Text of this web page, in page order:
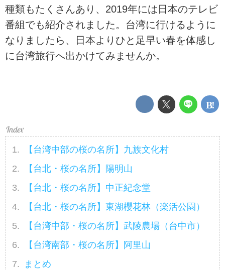
種類もたくさんあり、2019年には日本のテレビ
番組でも紹介されました。台湾に行けるように
なりましたら、日本よりひと足早い春を体感し
に台湾旅行へ出かけてみませんか。
【台湾中部の桜の名所】九族文化村
【台北・桜の名所】陽明山
【台北・桜の名所】中正紀念堂
【台北・桜の名所】東湖櫻花林（楽活公園）
【台湾中部・桜の名所】武陵農場（台中市）
【台湾南部・桜の名所】阿里山
まとめ